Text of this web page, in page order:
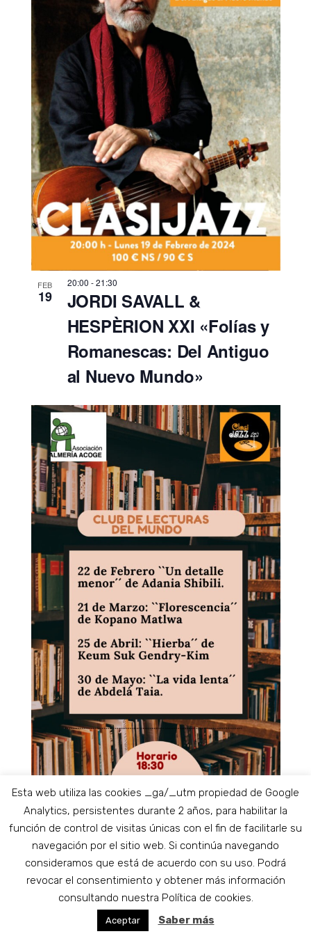
FEB
19
20:00 -21:30
JORDI SAVALL &
HESPÈRION XXI «Folías y
Romanescas: Del Antiguo
al Nuevo Mundo»
FEB
22
18:30- 20:00
Club de lecturas del
mundo – Port of Spain
Esta web utiliza las cookies _ga/_utm propiedad de Google
Analytics, persistentes durante 2 años, para habilitar la
función de control de visitas únicas con el fin de facilitarle su
navegación por el sitio web. Si continúa navegando
consideramos que está de acuerdo con su uso. Podrá
revocar el consentimiento y obtener más información
consultando nuestra Política de cookies.
Aceptar Saber más